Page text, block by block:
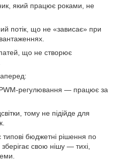
який працює роками, не
потік, що не «зависає» при
що не створює
регулювання — працює за
тому не підійде для
бюджетні рішення по
свою нішу — тихі,